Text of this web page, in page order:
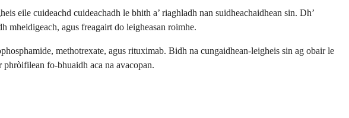
eile cuideachd cuideachadh le bhith a’ riaghladh nan suidheachaidhean sin. Dh’
mheidigeach, agus freagairt do leigheasan roimhe.
methotrexate, agus rituximab. Bidh na cungaidhean-leigheis sin ag obair le
phròifilean fo-bhuaidh aca na avacopan.